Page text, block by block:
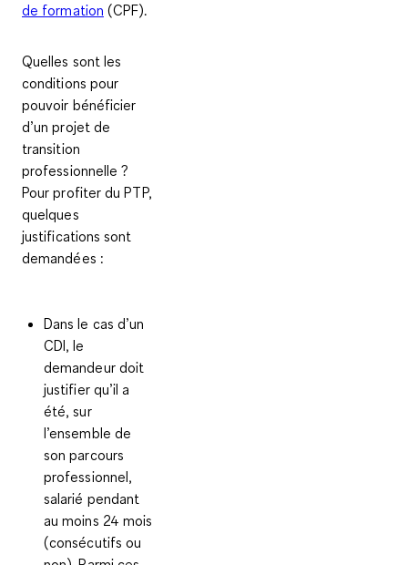
de formation (CPF).
Quelles sont les
conditions pour
pouvoir bénéficier
d’un projet de
transition
professionnelle ?
Pour profiter du PTP,
quelques
justifications sont
demandées :
Dans le cas d’un
CDI, le
demandeur doit
justifier qu’il a
été, sur
l’ensemble de
son parcours
professionnel,
salarié pendant
au moins 24 mois
(consécutifs ou